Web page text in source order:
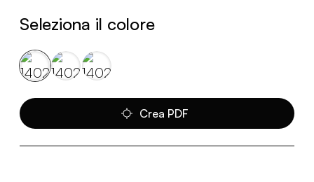
Seleziona il colore
Crea PDF